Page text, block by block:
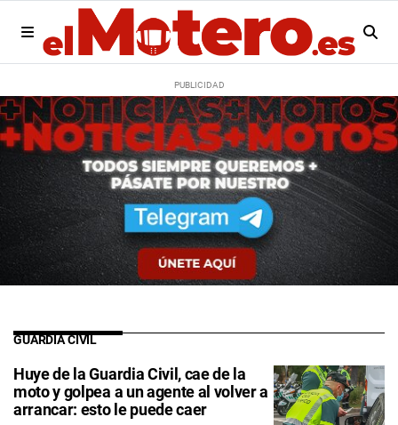
GUARDIA CIVIL
Huye de la Guardia Civil, cae de la
moto y golpea a un agente al volver a
arrancar: esto le puede caer